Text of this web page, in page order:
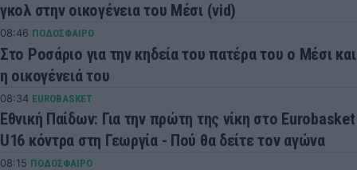
γκολ στην οικογένεια του Μέσι (vid)
08:46 ΠΟΔΟΣΦΑΙΡΟ
Στο Ροσάριο για την κηδεία του πατέρα του ο Μέσι και
η οικογένειά του
08:34 EUROBASKET
Εθνική Παίδων: Για την πρώτη της νίκη στο Eurobasket
U16 κόντρα στη Γεωργία - Πού θα δείτε τον αγώνα
08:15 ΠΟΔΟΣΦΑΙΡΟ